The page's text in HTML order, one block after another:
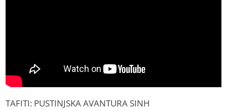
TAFITI: PUSTINJSKA AVANTURA SINH